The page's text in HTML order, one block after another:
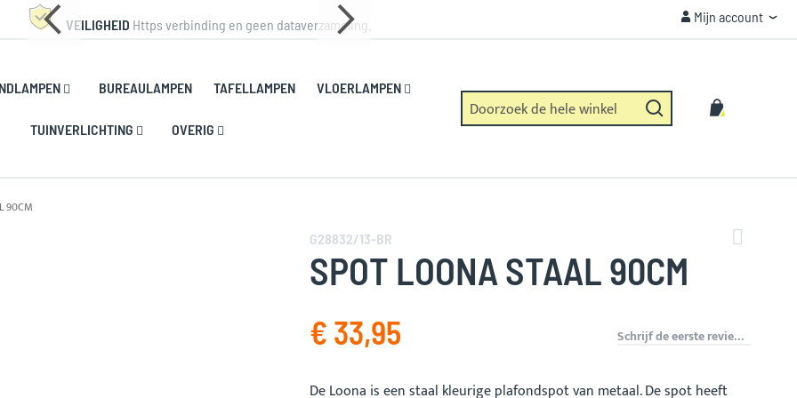
VEILIGHEID Https verbinding en geen dataverzameling. Wij helpen u graag!
Mijn account
Mijn account
BUREAULAMPEN TAFELLAMPEN VLOERLAMPEN
TUINVERLICHTING OVERIG
Zoek
Zoek
90CM
G28832/13-BR
SPOT LOONA STAAL 90CM
€ 33,95 Schrijf de eerste review over dit product
De Loona is een staal kleurige plafondspot van metaal. De spot heeft